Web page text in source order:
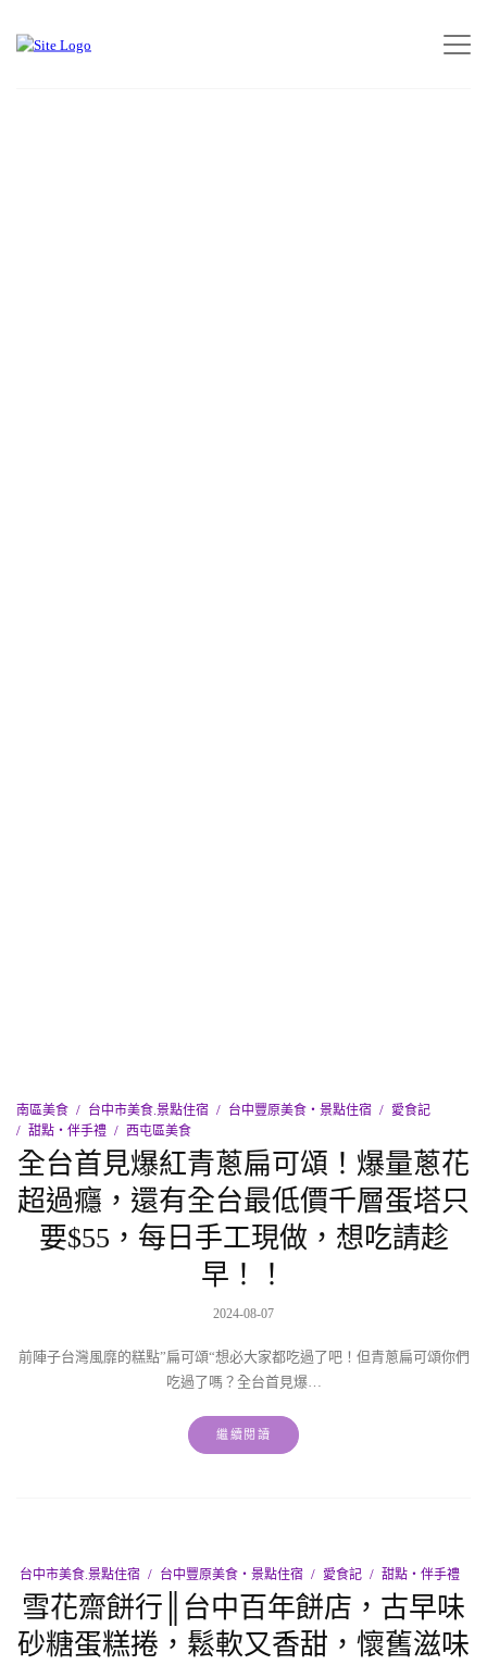
南區美食 台中市美食.景點住宿 台中豐原美食‧景點住宿
愛食記
甜點‧伴手禮
西屯區美食
全台首見爆紅青蔥扁可頌！爆量蔥花
超過癮，還有全台最低價千層蛋塔只
要$55，每日手工現做，想吃請趁
早！！
2024-08-07
前陣子台灣風靡的糕點”扁可頌“想必大家都吃過了吧！但青蔥扁可頌你們
吃過了嗎？全台首見爆…
繼續閱讀
台中市美食.景點住宿 台中豐原美食‧景點住宿 愛食記 甜點‧伴手禮
雪花齋餅行║台中百年餅店，古早味
砂糖蛋糕捲，鬆軟又香甜，懷舊滋味